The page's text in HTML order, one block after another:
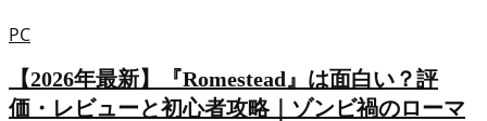
PC
【2026年最新】『Romestead』は面白い？評
価・レビューと初心者攻略｜ゾンビ禍のローマ